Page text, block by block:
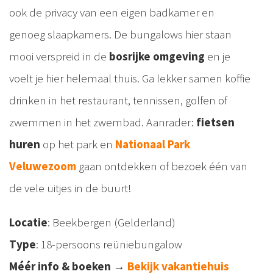
ook de privacy van een eigen badkamer en
genoeg slaapkamers. De bungalows hier staan
mooi verspreid in de bosrijke omgeving en je
voelt je hier helemaal thuis. Ga lekker samen koffie
drinken in het restaurant, tennissen, golfen of
zwemmen in het zwembad. Aanrader: fietsen
huren op het park en Nationaal Park
Veluwezoom gaan ontdekken of bezoek één van
de vele uitjes in de buurt!
Locatie: Beekbergen (Gelderland)
Type: 18-persoons reüniebungalow
Méér info & boeken → Bekijk vakantiehuis